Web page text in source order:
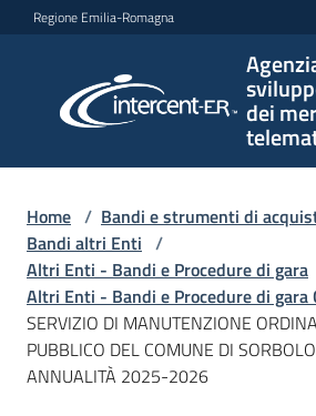
Vai al contenuto
Vai alla navigazione
Vai al footer
Regione Emilia-Romagna
dei
per lo
sviluppo
telematici
L'Agenzia
Home / Bandi e strumenti di
Bandi altri Enti /
Altri Enti - Bandi e Procedure di gara
Altri Enti - Bandi e Procedure di gara
SERVIZIO DI MANUTENZIONE
PUBBLICO DEL COMUNE DI
ANNUALITÀ 2025-2026